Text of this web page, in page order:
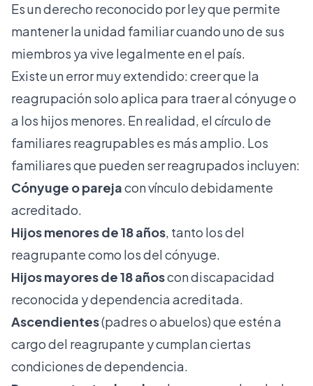
Es un derecho reconocido por ley que permite
mantener la unidad familiar cuando uno de sus
miembros ya vive legalmente en el país.
Existe un error muy extendido: creer que la
reagrupación solo aplica para traer al cónyuge o
a los hijos menores. En realidad, el círculo de
familiares reagrupables es más amplio. Los
familiares que pueden ser reagrupados incluyen:
Cónyuge o parejacon vínculo debidamente
acreditado.
Hijos menores de 18 años, tanto los del
reagrupante como los del cónyuge.
Hijos mayores de 18 añoscon discapacidad
reconocida y dependencia acreditada.
Ascendientes(padres o abuelos) que estén a
cargo del reagrupante y cumplan ciertas
condiciones de dependencia.